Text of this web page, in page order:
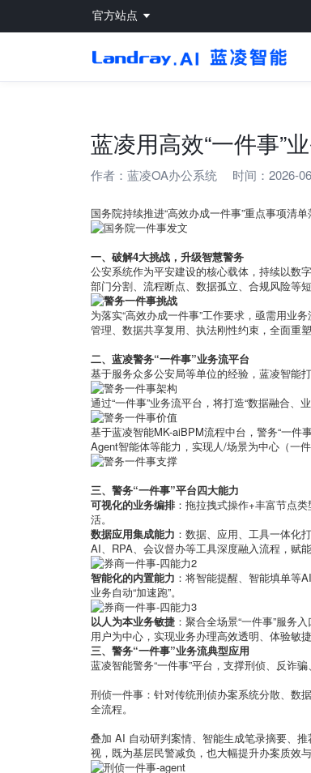
官方站点
蓝凌用高效“一件事”
作者： 蓝凌OA办公系统 时间：2026-
国务院持续推进“高效办成一件事”重点事项清
一、破解4大挑战，升级智慧警务
公安系统作为平安建设的核心载体，持续以数
部门分割、流程断点、数据孤立、合规风险等短
为落实“高效办成一件事”工作要求，亟需用业
管理、数据共享复用、执法刚性约束，全面重
二、蓝凌警务“一件事”业务流平台
基于服务众多公安局等单位的经验，蓝凌智能
通过“一件事”业务流平台，将打造“数据融合、
基于蓝凌智能MK-aiBPM流程中台，警务“一件
Agent智能体等能力，实现人/场景为中心（一
三、警务“一件事”平台四大能力
可视化的业务编排 ：拖拉拽式操作+丰富节点
活。
数据应用集成能力 ：数据、应用、工具一体化
AI、RPA、会议督办等工具深度融入流程，赋能
智能化的内置能力 ：将智能提醒、智能填单等
业务自动“加速跑”。
以人为本业务敏捷 ：聚合全场景“一件事”服务
用户为中心，实现业务办理高效透明、体验敏捷
三、警务“一件事”业务流典型应用
蓝凌智能警务“一件事”平台，支撑刑侦、反诈
刑侦一件事：针对传统刑侦办案系统分散、数
全流程。
叠加 AI 自动研判案情、智能生成笔录摘要、
视，既为基层民警减负，也大幅提升办案质效与